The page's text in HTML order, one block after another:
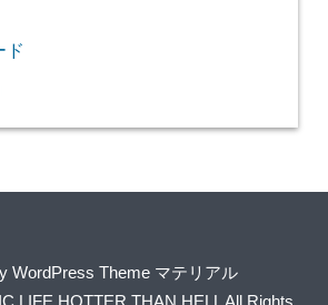
ド
WordPress Theme マテリアル
LIFE HOTTER THAN HELL All Rights